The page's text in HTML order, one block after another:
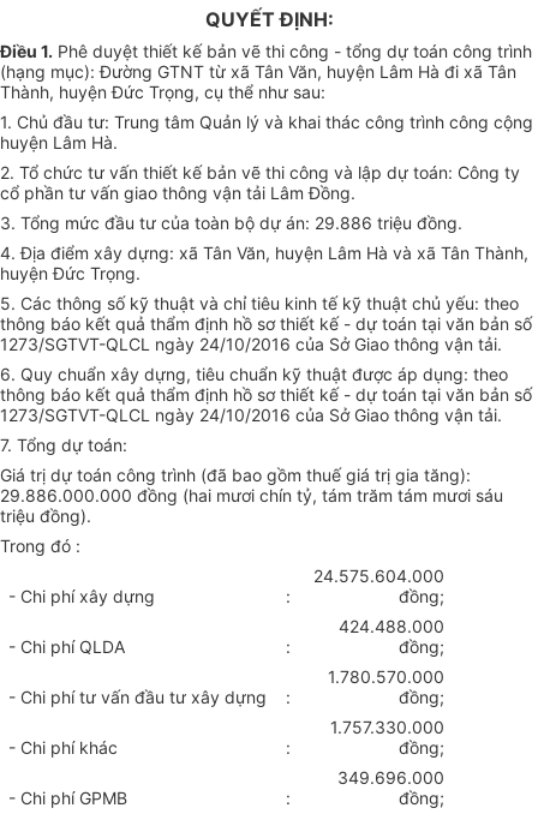
QUYẾT ĐỊNH:
Điều 1. Phê duyệt thiết kế bản vẽ thi công - tổng dự toán công trình
(hạng mục): Đường GTNT từ xã Tân Văn, huyện Lâm Hà đi xã Tân
Thành, huyện Đức Trọng, cụ thể như sau:
1. Chủ đầu tư: Trung tâm Quản lý và khai thác công trình công cộng
huyện Lâm Hà.
2. Tổ chức tư vấn thiết kế bản vẽ thi công và lập dự toán: Công ty
cổ phần tư vấn giao thông vận tải Lâm Đồng.
3. Tổng mức đầu tư của toàn bộ dự án: 29.886 triệu đồng.
4. Địa điểm xây dựng: xã Tân Văn, huyện Lâm Hà và xã Tân Thành,
huyện Đức Trọng.
5. Các thông số kỹ thuật và chỉ tiêu kinh tế kỹ thuật chủ yếu: theo
thông báo kết quả thẩm định hồ sơ thiết kế - dự toán tại văn bản số
1273/SGTVT-QLCL ngày 24/10/2016 của Sở Giao thông vận tải.
6. Quy chuẩn xây dựng, tiêu chuẩn kỹ thuật được áp dụng: theo
thông báo kết quả thẩm định hồ sơ thiết kế - dự toán tại văn bản số
1273/SGTVT-QLCL ngày 24/10/2016 của Sở Giao thông vận tải.
7. Tổng dự toán:
Giá trị dự toán công trình (đã bao gồm thuế giá trị gia tăng):
29.886.000.000 đồng (hai mươi chín tỷ, tám trăm tám mươi sáu
triệu đồng).
Trong đó :
- Chi phí xây dựng :
24.575.604.000
đồng;
- Chi phí QLDA :
424.488.000
đồng;
- Chi phí tư vấn đầu tư xây dựng :
1.780.570.000
đồng;
- Chi phí khác :
1.757.330.000
đồng;
- Chi phí GPMB :
349.696.000
đồng;